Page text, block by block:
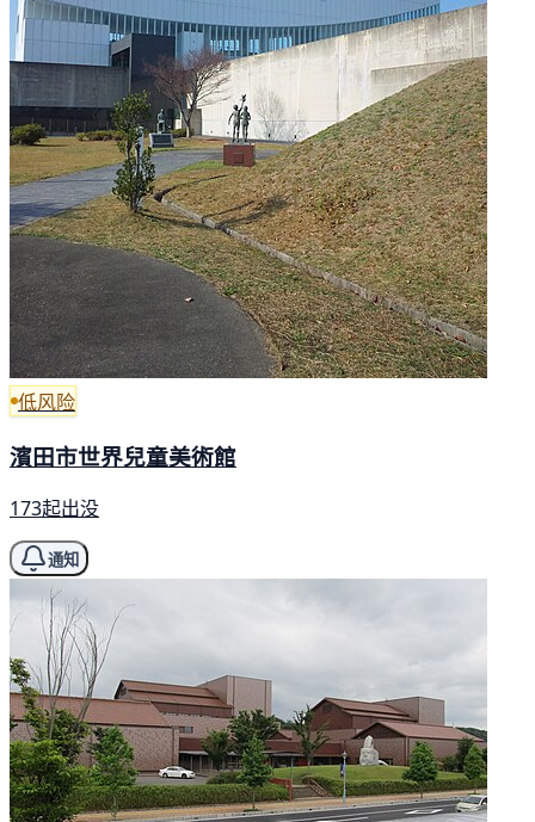
低风险
濱田市世界兒童美術館
173起出没
通知